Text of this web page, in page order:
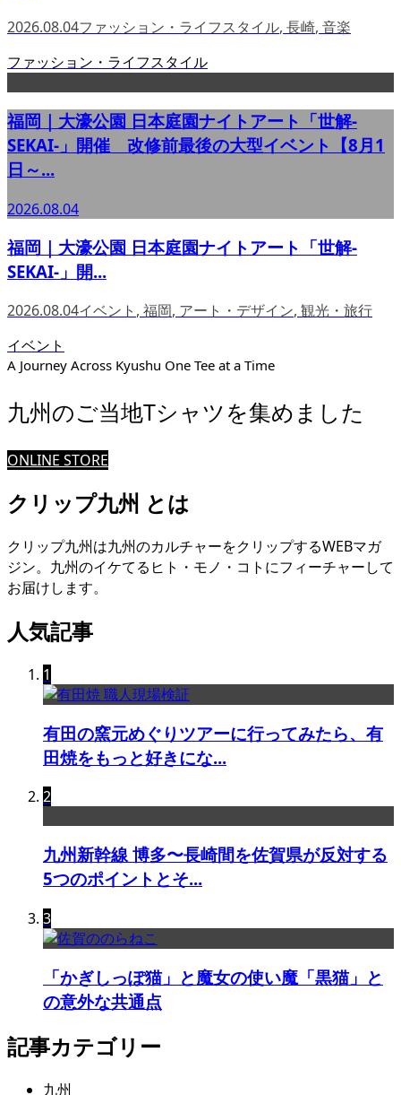
2026.08.04ファッション・ライフスタイル, 長崎, 音楽
ファッション・ライフスタイル
福岡｜大濠公園 日本庭園ナイトアート「世解-
SEKAI-」開催 改修前最後の大型イベント【8月1
日～...
2026.08.04
福岡｜大濠公園 日本庭園ナイトアート「世解-
SEKAI-」開...
2026.08.04イベント , 福岡, アート・デザイン, 観光・旅行
イベント
A Journey Across Kyushu One Tee at a Time
九州のご当地Tシャツを集めました
ONLINE STORE
クリップ九州 とは
クリップ九州は九州のカルチャーをクリップするWEBマガ
ジン。九州のイケてるヒト・モノ・コトにフィーチャーして
お届けします。
人気記事
1
有田の窯元めぐりツアーに行ってみたら、有
田焼をもっと好きにな...
2
九州新幹線 博多〜長崎間を佐賀県が反対する
5つのポイントとそ...
3
「かぎしっぽ猫」と魔女の使い魔「黒猫」と
の意外な共通点
記事カテゴリー
九州